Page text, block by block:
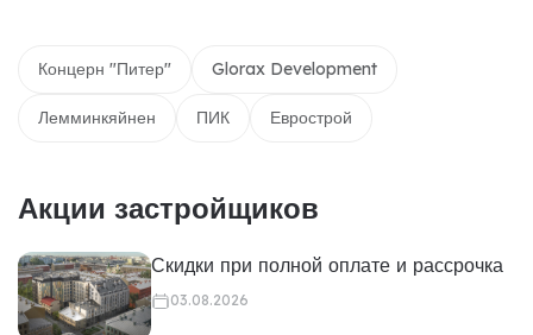
Концерн "Питер" Glorax Development
Лемминкяйнен ПИК Еврострой
Акции застройщиков
Скидки при полной оплате и рассрочка
03.08.2026